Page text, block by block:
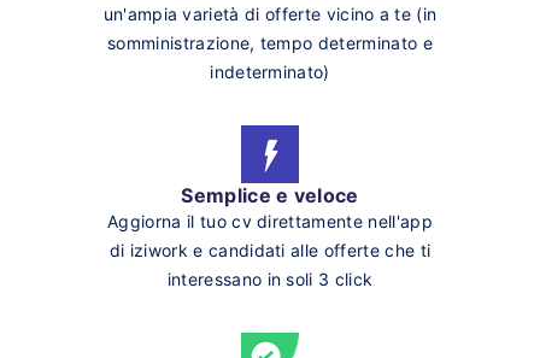
un'ampia varietà di offerte vicino a te (in
somministrazione, tempo determinato e
indeterminato)
Semplice e veloce
Aggiorna il tuo cv direttamente nell'app
di iziwork e candidati alle offerte che ti
interessano in soli 3 click